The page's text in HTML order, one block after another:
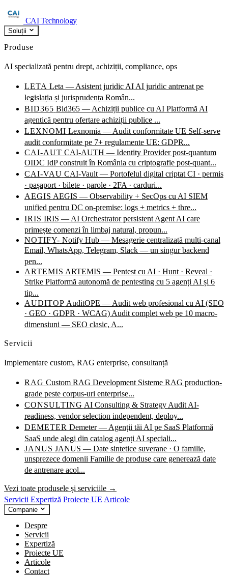
CAI Technology
Soluții
Produse
AI specializată pentru drept, achiziții, compliance, ops
LETA Leta — Asistent juridic AI AI juridic antrenat pe
legislația și jurisprudența Român...
BID365 Bid365 — Achiziții publice cu AI Platformă AI
agentică pentru ofertare achiziții publice ...
LEXNOMI Lexnomia — Audit conformitate UE Self-serve
audit conformitate pe 7+ regulamente UE: GDPR...
CAI-AUT CAI-AUTH — Identity Provider post-quantum
OIDC IdP construit în România cu criptografie post-quant...
CAI-VAU CAI-Vault — Portofelul digital criptat CI · permis
· pașaport · bilete · parole · 2FA · carduri...
AEGIS AEGIS — Observability + SecOps cu AI SIEM
unified pentru DC on-premise: logs + metrics + thre...
IRIS IRIS — AI Orchestrator persistent Agent AI care
primește comenzi în limbaj natural, propun...
NOTIFY- Notify Hub — Mesagerie centralizată multi-canal
Email, WhatsApp, Telegram, Slack — un singur backend
pen...
ARTEMIS ARTEMIS — Pentest cu AI · Hunt · Reveal ·
Strike Platformă autonomă de pentesting cu 5 agenți AI și 6
tip...
AUDITOP AuditOPE — Audit web profesional cu AI (SEO
· GEO · GDPR · WCAG) Audit complet web pe 10 macro-
dimensiuni — SEO clasic, A...
Servicii
Implementare custom, RAG enterprise, consultanță
RAG Custom RAG Development Sisteme RAG production-
grade peste corpus-uri enterprise...
CONSULTING AI Consulting & Strategy Audit AI-
readiness, vendor selection independent, deploy...
DEMETER Demeter — Agenții tăi AI pe SaaS Platformă
SaaS unde alegi din catalog agenți AI speciali...
JANUS JANUS — Date sintetice suverane · O familie,
unsprezece domenii Familie de produse care generează date
de antrenare acol...
Vezi toate produsele și serviciile →
Servicii Expertiză Proiecte UE Articole
Companie
Despre
Servicii
Expertiză
Proiecte UE
Articole
Contact